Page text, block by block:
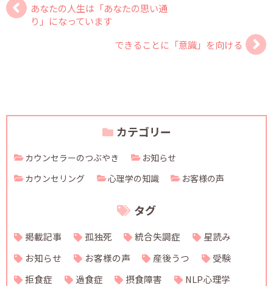
あなたの人生は「あなたの思い通
り」になっています
できることに「意識」を向ける
カテゴリー
カウンセラーのつぶやき
お知らせ
カウンセリング
心理学の知識 お客様の声
タグ
掲載記事 孤独死 統合失調症
星読み
お知らせ
お客様の声 産後うつ
受験
拒食症
過食症 摂食障害
NLP心理学